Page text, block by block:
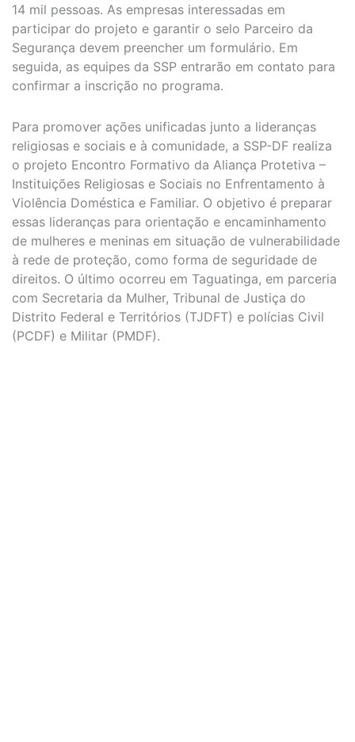
14 mil pessoas. As empresas interessadas em
participar do projeto e garantir o selo Parceiro da
Segurança devem preencher um formulário. Em
seguida, as equipes da SSP entrarão em contato para
confirmar a inscrição no programa.
Para promover ações unificadas junto a lideranças
religiosas e sociais e à comunidade, a SSP-DF realiza
o projeto Encontro Formativo da Aliança Protetiva –
Instituições Religiosas e Sociais no Enfrentamento à
Violência Doméstica e Familiar. O objetivo é preparar
essas lideranças para orientação e encaminhamento
de mulheres e meninas em situação de vulnerabilidade
à rede de proteção, como forma de seguridade de
direitos. O último ocorreu em Taguatinga, em parceria
com Secretaria da Mulher, Tribunal de Justiça do
Distrito Federal e Territórios (TJDFT) e polícias Civil
(PCDF) e Militar (PMDF).